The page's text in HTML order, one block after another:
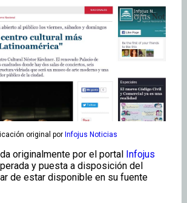
original por Infojus Noticias
originalmente por el portal Infojus
y puesta a disposición del
de estar disponible en su fuente